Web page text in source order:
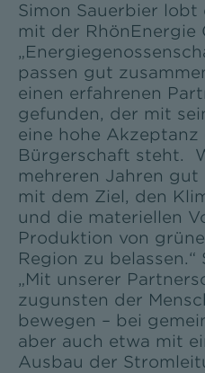
Simon Sauerbier
mit der RhönEnergie
passen gut
einen erfahrenen
gefunden, der mit
eine hohe
Bürgerschaft steht.
mehreren Jahren
mit dem Ziel, den
und die materiellen
Produktion von
Region zu
„Mit unserer
zugunsten der
bewegen – bei
aber auch etwa mit
Ausbau der